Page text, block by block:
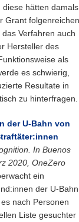
diese hätten damals
Grant folgenreichen
Verfahren auch
Hersteller des
als
es schwierig,
Resultate in
zu hinterfragen.
der U-Bahn von
In Buenos
2020, OneZero
ein
der U-Bahn
nach Personen
Liste gesuchter